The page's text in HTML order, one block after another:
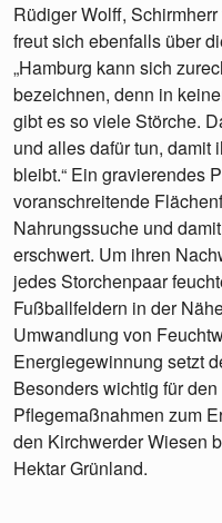
Rüdiger Wolff,
freut sich ebenfalls über
„Hamburg kann sich
bezeichnen, denn in
gibt es so viele Störche.
und alles dafür tun, damit
bleibt.“ Ein gravierendes
voranschreitende
Nahrungssuche und
erschwert. Um ihren
jedes Storchenpaar
Fußballfeldern in der
Umwandlung von
Energiegewinnung setzt
Besonders wichtig für
Pflegemaßnahmen zum
den Kirchwerder Wiesen
Hektar Grünland.